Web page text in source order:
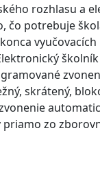
rozhlasu a
čo potrebuje
skrátený,
zo